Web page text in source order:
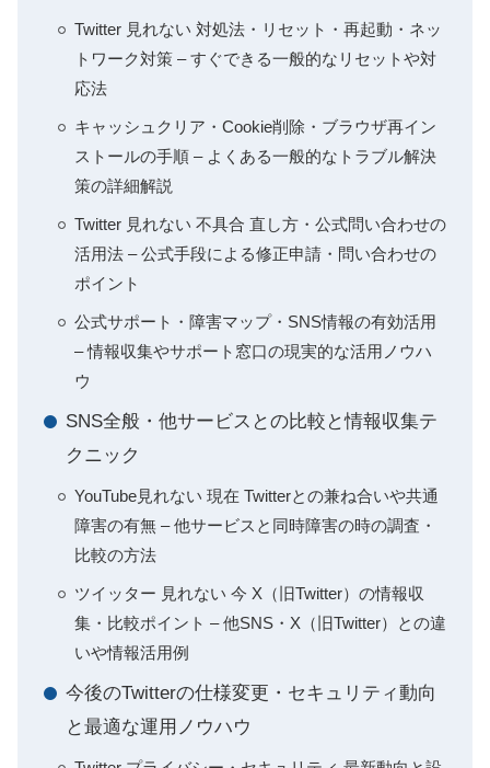
Twitter 見れない 対処法・リセット・再起動・ネッ
トワーク対策 – すぐできる一般的なリセットや対
応法
キャッシュクリア・Cookie削除・ブラウザ再イン
ストールの手順 – よくある一般的なトラブル解決
策の詳細解説
Twitter 見れない 不具合 直し方・公式問い合わせの
活用法 – 公式手段による修正申請・問い合わせの
ポイント
公式サポート・障害マップ・SNS情報の有効活用
– 情報収集やサポート窓口の現実的な活用ノウハ
ウ
SNS全般・他サービスとの比較と情報収集テ
クニック
YouTube見れない 現在 Twitterとの兼ね合いや共通
障害の有無 – 他サービスと同時障害の時の調査・
比較の方法
ツイッター 見れない 今 X（旧Twitter）の情報収
集・比較ポイント – 他SNS・X（旧Twitter）との違
いや情報活用例
今後のTwitterの仕様変更・セキュリティ動向
と最適な運用ノウハウ